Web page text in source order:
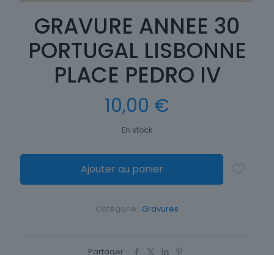
GRAVURE ANNEE 30
PORTUGAL LISBONNE
PLACE PEDRO IV
10,00 €
En stock
Ajouter au panier
Catégorie : Gravures
Partager